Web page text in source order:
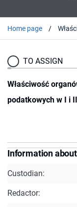
Home page
TO ASSIGN
Właściwość
podatkowych w I i
Information
Custodian:
Redactor: